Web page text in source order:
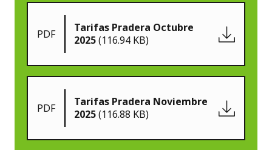
PDF
Tarifas Pradera Octubre
2025(116.94 KB)
PDF
Tarifas Pradera Noviembre
2025(116.88 KB)